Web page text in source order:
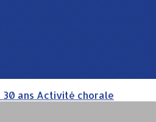
30 ans Activité chorale